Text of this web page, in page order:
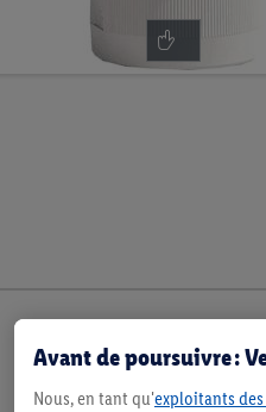
Avant de poursuivre :
Nous, en tant qu'exploitants